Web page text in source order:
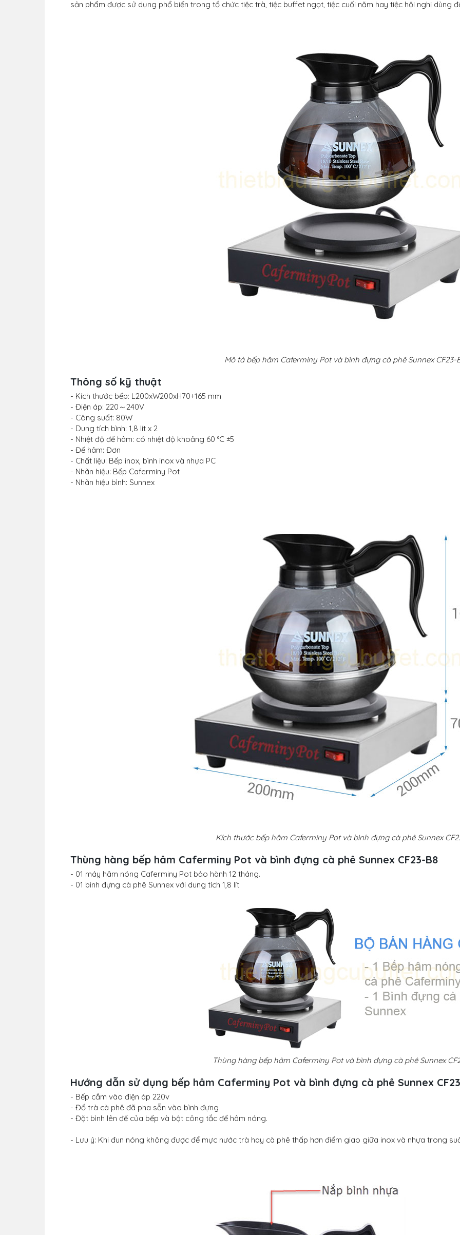
sản phẩm được sử dụng phổ biến trong tổ chức tiệc trà, tiệc buffet ngọt, tiệc cuối năm hay tiệc hội nghị dùng
Mô tả bếp hâm Caferminy Pot và bình đựng cà phê Sunnex CF23-
Thông số kỹ thuật
- Kích thước bếp: L200xW200xH70+165 mm
- Điện áp: 220～240V
- Công suất: 80W
- Dung tích bình: 1,8 lít x 2
- Nhiệt độ đế hâm: có nhiệt độ khoảng 60 °C ±5
- Đế hâm: Đơn
- Chất liệu: Bếp inox, bình inox và nhựa PC
- Nhãn hiệu: Bếp Caferminy Pot
- Nhãn hiệu bình: Sunnex
Kích thước bếp hâm Caferminy Pot và bình đựng cà phê Sunnex
Thùng hàng bếp hâm Caferminy Pot và bình đựng cà phê Sunnex CF23-B8
- 01 máy hâm nóng Caferminy Pot bảo hành 12 tháng.
- 01 bình đựng cà phê Sunnex với dung tích 1,8 lít
Thùng hàng bếp hâm Caferminy Pot và bình đựng cà phê Sunnex
Hướng dẫn sử dụng bếp hâm Caferminy Pot và bình đựng cà phê Sunnex
- Bếp cắm vào điện áp 220v
- Đổ trà cà phê đã pha sẵn vào bình đựng
- Đặt bình lên đế của bếp và bật công tắc để hâm nóng.
- Lưu ý: Khi đun nóng không được để mực nước trà hay cà phê thấp hơn điểm giao giữa inox và nhựa trong